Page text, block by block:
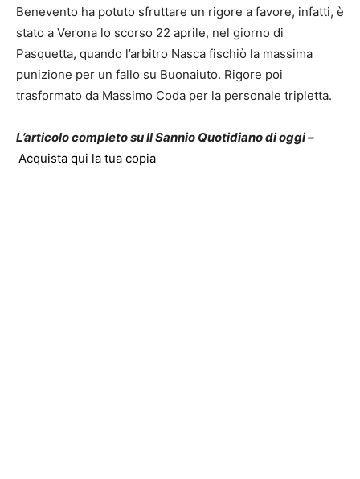
Benevento ha potuto sfruttare un rigore a favore, infatti, è
stato a Verona lo scorso 22 aprile, nel giorno di
Pasquetta, quando l’arbitro Nasca fischiò la massima
punizione per un fallo su Buonaiuto. Rigore poi
trasformato da Massimo Coda per la personale tripletta.
L’articolo completo su Il Sannio Quotidiano di oggi –
Acquista qui la tua copia